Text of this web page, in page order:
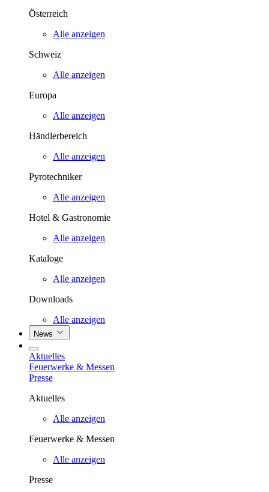
Österreich
Alle anzeigen
Schweiz
Alle anzeigen
Europa
Alle anzeigen
Händlerbereich
Alle anzeigen
Pyrotechniker
Alle anzeigen
Hotel & Gastronomie
Alle anzeigen
Kataloge
Alle anzeigen
Downloads
Alle anzeigen
News
Aktuelles
Feuerwerke & Messen
Presse
Aktuelles
Alle anzeigen
Feuerwerke & Messen
Alle anzeigen
Presse